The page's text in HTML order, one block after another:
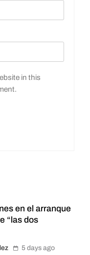
in this
en el arranque
“las dos
5 days ago